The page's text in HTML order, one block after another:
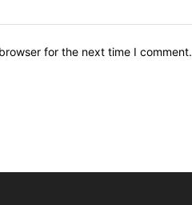
for the next time I comment.